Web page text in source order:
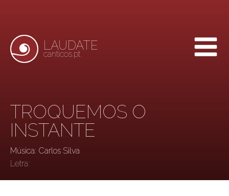
LAUDATE
canticos.pt
TROQUEMOS O
INSTANTE
Música: Carlos Silva
Letra: